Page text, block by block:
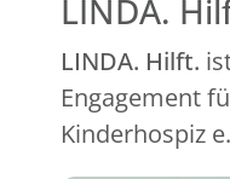
LINDA.
LINDA. Hilft.
Engagement
Kinderhospiz